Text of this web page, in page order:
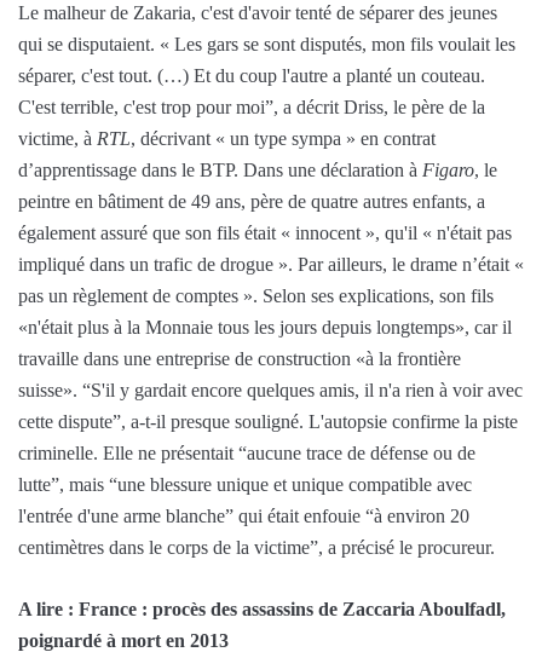
Le malheur de Zakaria, c'est d'avoir tenté de séparer des jeunes
qui se disputaient. « Les gars se sont disputés, mon fils voulait les
séparer, c'est tout. (…) Et du coup l'autre a planté un couteau.
C'est terrible, c'est trop pour moi”, a décrit Driss, le père de la
victime, à RTL, décrivant « un type sympa » en contrat
d’apprentissage dans le BTP. Dans une déclaration à Figaro, le
peintre en bâtiment de 49 ans, père de quatre autres enfants, a
également assuré que son fils était « innocent », qu'il « n'était pas
impliqué dans un trafic de drogue ». Par ailleurs, le drame n’était «
pas un règlement de comptes ». Selon ses explications, son fils
«n'était plus à la Monnaie tous les jours depuis longtemps», car il
travaille dans une entreprise de construction «à la frontière
suisse». “S'il y gardait encore quelques amis, il n'a rien à voir avec
cette dispute”, a-t-il presque souligné. L'autopsie confirme la piste
criminelle. Elle ne présentait “aucune trace de défense ou de
lutte”, mais “une blessure unique et unique compatible avec
l'entrée d'une arme blanche” qui était enfouie “à environ 20
centimètres dans le corps de la victime”, a précisé le procureur.
A lire : France : procès des assassins de Zaccaria Aboulfadl,
poignardé à mort en 2013